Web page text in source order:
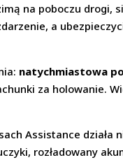
na poboczu drogi,
a
natychmiastowa
za holowanie.
Assistance
rozładowany